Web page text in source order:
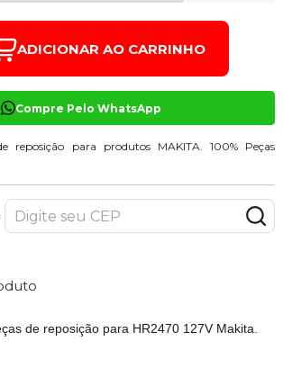
ADICIONAR AO CARRINHO
Compre Pelo WhatsApp
reposição para produtos MAKITA. 100% Peças
de reposição para HR2470 127V Makita.